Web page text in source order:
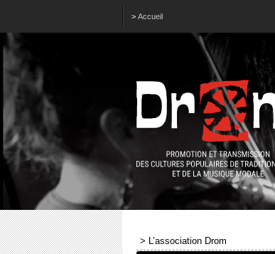
> Accueil
> L’association Drom